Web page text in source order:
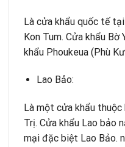
Là cửa khẩu quốc tế
Kon Tum. Cửa khẩu
khẩu Phoukeua (Phù
Lao Bảo:
Là một cửa khẩu thuộc
Trị. Cửa khẩu Lao bảo
mại đặc biệt Lao Bảo.